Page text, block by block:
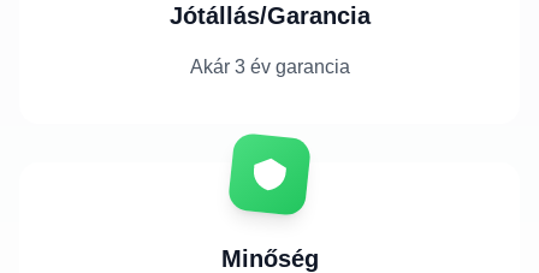
Jótállás/Garancia
Akár 3 év garancia
Minőség